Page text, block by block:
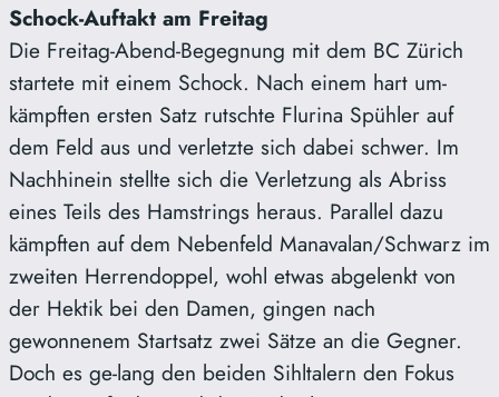
Schock-Auftakt am Freitag
Die Freitag-Abend-Begegnung mit dem BC Zürich
startete mit einem Schock. Nach einem hart um-
kämpften ersten Satz rutschte Flurina Spühler auf
dem Feld aus und verletzte sich dabei schwer. Im
Nachhinein stellte sich die Verletzung als Abriss
eines Teils des Hamstrings heraus. Parallel dazu
kämpften auf dem Nebenfeld Manavalan/Schwarz im
zweiten Herrendoppel, wohl etwas abgelenkt von
der Hektik bei den Damen, gingen nach
gewonnenem Startsatz zwei Sätze an die Gegner.
Doch es ge-lang den beiden Sihltalern den Fokus